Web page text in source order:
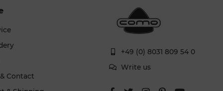
Contact
+49 (0) 8031 809 54 0
Write us